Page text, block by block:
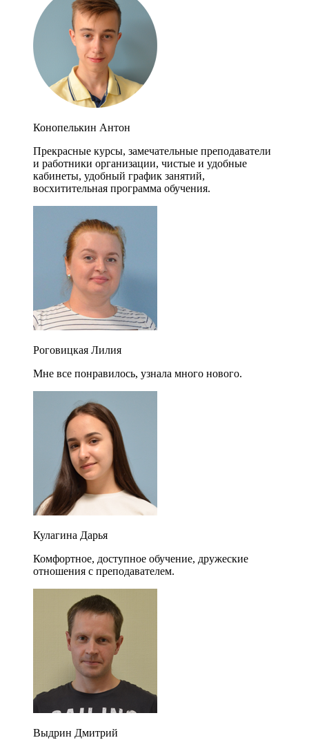
Конопелькин Антон
Прекрасные курсы, замечательные преподаватели
и работники организации, чистые и удобные
кабинеты, удобный график занятий,
восхитительная программа обучения.
Роговицкая Лилия
Мне все понравилось, узнала много нового.
Кулагина Дарья
Комфортное, доступное обучение, дружеские
отношения с преподавателем.
Выдрин Дмитрий